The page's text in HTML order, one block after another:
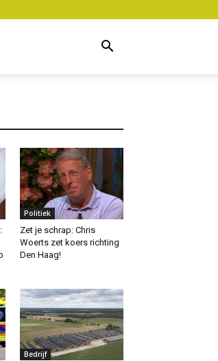
Politiek
Zet je schrap: Chris
Woerts zet koers richting
Den Haag!
Bedrijf